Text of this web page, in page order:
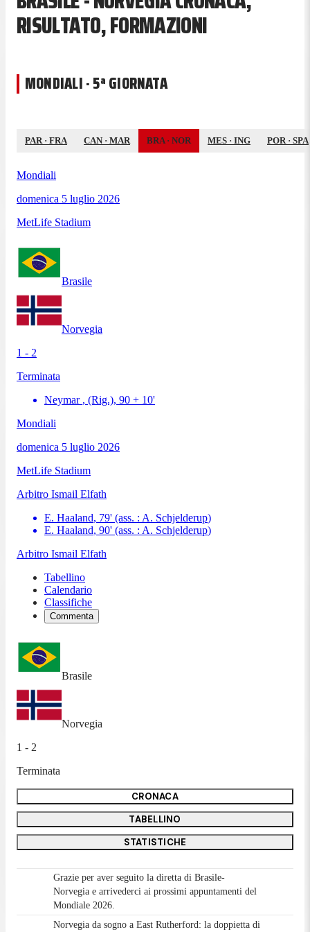
RISULTATO, FORMAZIONI
MONDIALI · 5ª GIORNATA
PAR· FRA CAN · MAR BRA· NOR MES · ING POR· SPA
Mondiali
domenica 5 luglio 2026
MetLife Stadium
Brasile
Norvegia
1 - 2
Terminata
Neymar , (Rig.), 90 + 10'
Mondiali
domenica 5 luglio 2026
MetLife Stadium
Arbitro Ismail Elfath
E. Haaland, 79' (ass. : A. Schjelderup)
E. Haaland, 90' (ass. : A. Schjelderup)
Arbitro Ismail Elfath
Tabellino
Calendario
Classifiche
Commenta
Brasile
Norvegia
1 - 2
Terminata
CRONACA
TABELLINO
STATISTICHE
Grazie per aver seguito la diretta di Brasile-
Norvegia e arrivederci ai prossimi appuntamenti del
Mondiale 2026.
Norvegia da sogno a East Rutherford: la doppietta di